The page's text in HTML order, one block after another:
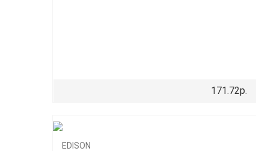
171.72р.
EDISON